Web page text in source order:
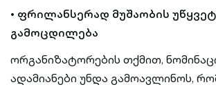
• ფრილანსერად მუშაობის
გამოცდილება
ორგანიზატორების თქმით,
ადამიანები უნდა გამოავლინოს,